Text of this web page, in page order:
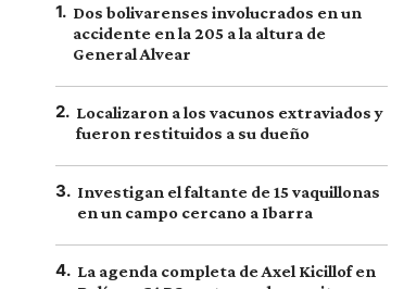
1. Dos bolivarenses involucrados en un
accidente en la 205 a la altura de
General Alvear
2. Localizaron a los vacunos extraviados y
fueron restituidos a su dueño
3. Investigan el faltante de 15 vaquillonas
en un campo cercano a Ibarra
4. La agenda completa de Axel Kicillof en